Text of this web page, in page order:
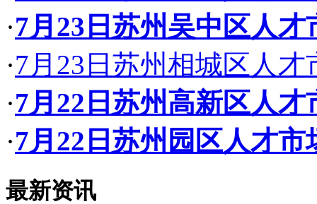
·7月23日苏州吴中区人才
·7月23日苏州相城区人才
·7月22日苏州高新区人才
·7月22日苏州园区人才市
最新资讯